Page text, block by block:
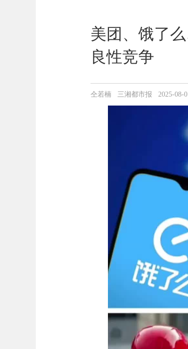
美团、饿了
良性竞争
仝若楠 三湘都市报 2025-08-